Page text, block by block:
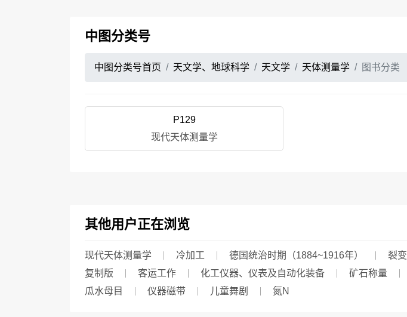
中图分类号
中图分类号首页 天文学、地球科学 天文学 天体测量学 图书分类
P129
现代天体测量学
其他用户正在浏览
现代天体测量学 冷加工 德国统治时期（1884~1916年） 裂变
复制版
客运工作 化工仪器、仪表及自动化装备 矿石称量
瓜水母目
仪器磁带 儿童舞剧 氮N